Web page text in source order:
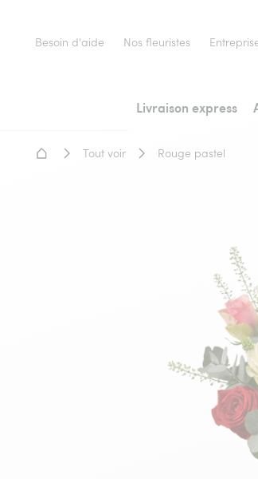
Livraison express
Besoin d'aide Nos fleuristes
Accueil - Livraison fleurs
Tout voir Rouge pastel